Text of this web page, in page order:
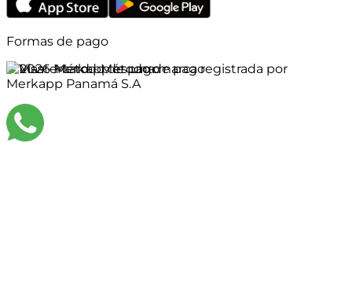
Formas de pago
©2026Merkapp es una marca registrada por
Merkapp Panamá S.A